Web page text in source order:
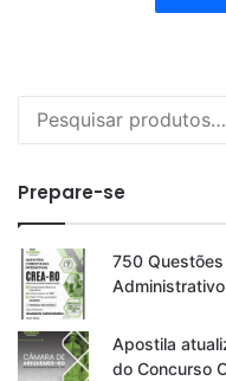
por:
Prepare-se
750
Administrativo
Apostila
do Concurso